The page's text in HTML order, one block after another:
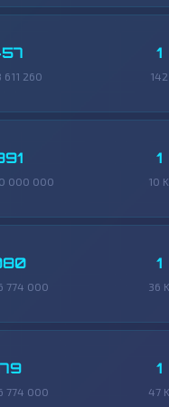
260
1
142
000 000
1
10 K
774 000
1
36 K
774 000
1
47 K